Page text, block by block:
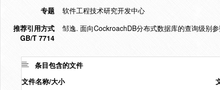
专题
软件工程技术研究开发中心
推荐引用方式
GB/T 7714
邹逸. 面向CockroachDB分布式数据库的查询级别
条目包含的文件
文件名称/大小